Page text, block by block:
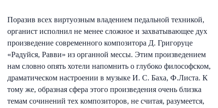
Поразив всех виртуозным владением педальной техникой,
органист исполнил не менее сложное и захватывающее дух
произведение современного композитора Д. Григоруце
«Радуйся, Равви» из органной мессы. Этим произведением
нам словно опять хотели напомнить о глубоко философском,
драматическом настроении в музыке И. С. Баха, Ф.Листа. К
тому же, образная сфера этого произведения очень близка
темам сочинений тех композиторов, не считая, разумеется,